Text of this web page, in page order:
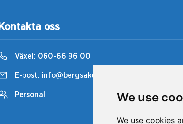
We use
We use cookies
Kontakta oss
Växel: 060-66 96 00
E-post: info@bergsaker.travsport.se
Personal